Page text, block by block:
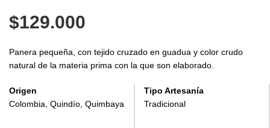
$129.000
Panera pequeña, con tejido cruzado en guadua y color crudo
natural de la materia prima con la que son elaborado.
Origen
Colombia, Quindío, Quimbaya
Tipo Artesanía
Tradicional